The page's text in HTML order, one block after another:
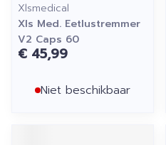
Xlsmedical
Xls Med. Eetlustremmer
V2 Caps 60
€ 45,99
Niet beschikbaar